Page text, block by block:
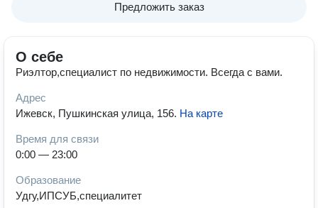
Предложить заказ
О себе
Риэлтор,специалист по недвижимости. Всегда с вами.
Адрес
Ижевск, Пушкинская улица, 156. На карте
Время для связи
0:00 — 23:00
Образование
Удгу,ИПСУБ,специалитет